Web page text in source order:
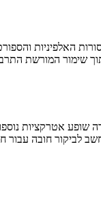
שימור המורשת
שופע אטרקציות
לביקור חובה